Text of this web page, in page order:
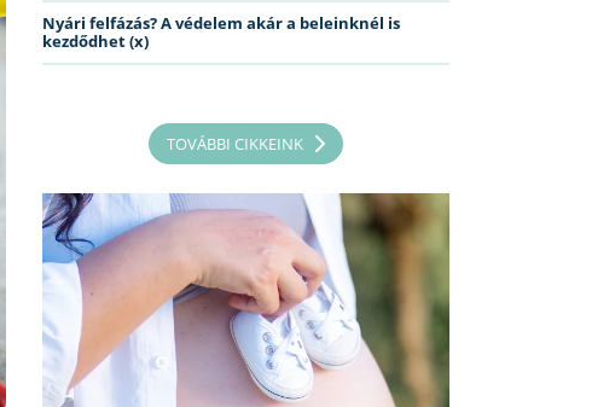
Nyári felfázás? A védelem akár a beleinknél is
kezdődhet (x)
TOVÁBBI CIKKEINK